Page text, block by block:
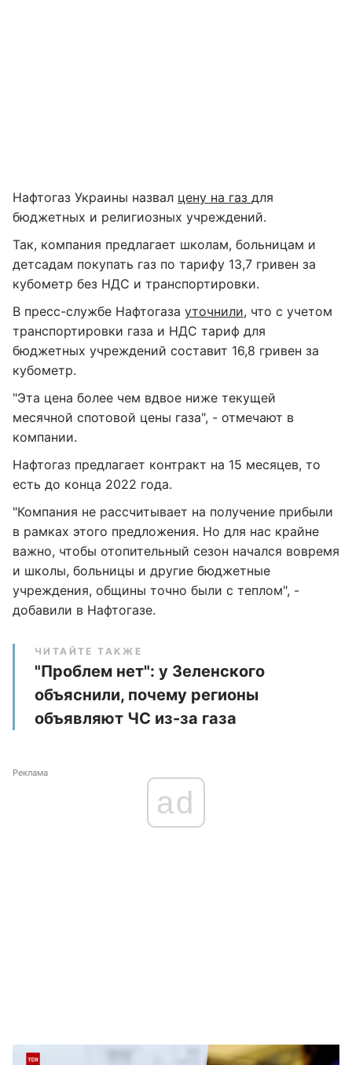
Нафтогаз Украины назвал цену на газ для
бюджетных и религиозных учреждений.
Так, компания предлагает школам, больницам и
детсадам покупать газ по тарифу 13,7 гривен за
кубометр без НДС и транспортировки.
В пресс-службе Нафтогаза уточнили, что с учетом
транспортировки газа и НДС тариф для
бюджетных учреждений составит 16,8 гривен за
кубометр.
"Эта цена более чем вдвое ниже текущей
месячной спотовой цены газа", - отмечают в
компании.
Нафтогаз предлагает контракт на 15 месяцев, то
есть до конца 2022 года.
"Компания не рассчитывает на получение прибыли
в рамках этого предложения. Но для нас крайне
важно, чтобы отопительный сезон начался вовремя
и школы, больницы и другие бюджетные
учреждения, общины точно были с теплом", -
добавили в Нафтогазе.
ЧИТАЙТЕ ТАКЖЕ
"Проблем нет": у Зеленского
объяснили, почему регионы
объявляют ЧС из-за газа
Реклама
ad